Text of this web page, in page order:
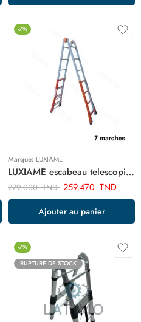
-7%
Marque: LUXIAME
LUXIAME escabeau telescopique 7+7 acier ART02997
279.000TND 259.470 TND
Ajouter au panier
-7%
RUPTURE DE STOCK